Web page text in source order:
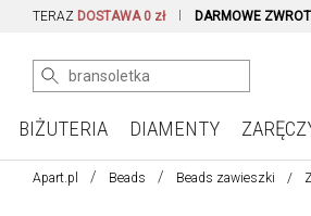
TERAZ DOSTAWA 0 zł DARMOWE
BIŻUTERIA DIAMENTY
Apart.pl Beads Beads zawieszki